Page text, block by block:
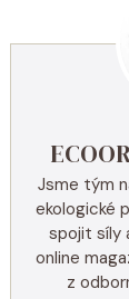
Jsme tým
ekologické
spojit síly
online
z